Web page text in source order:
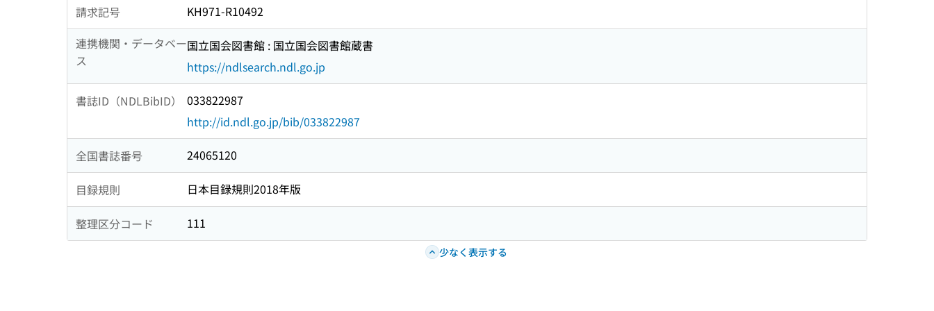
請求記号
KH971-R10492
連携機関・データベー
ス
国立国会図書館 : 国立国会図書館蔵書
https://ndlsearch.ndl.go.jp
書誌ID（NDLBibID）
033822987
http://id.ndl.go.jp/bib/033822987
全国書誌番号 24065120
目録規則 日本目録規則2018年版
整理区分コード 111
少なく表示する